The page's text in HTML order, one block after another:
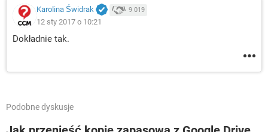
Karolina Świdrak 9 019
12 sty 2017 o 10:21
Dokładnie tak.
Podobne dyskusje